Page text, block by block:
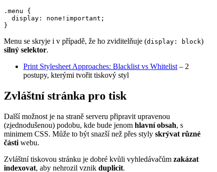
.menu {
  display: none!important;
}
Menu se skryje i v případě, že ho zviditelňuje (display: block)
silný selektor.
Print Stylesheet Approaches: Blacklist vs Whitelist – 2
postupy, kterými tvořit tiskový styl
Zvláštní stránka pro tisk
Další možnost je na straně serveru připravit upravenou
(zjednodušenou) podobu, kde bude jenom hlavní obsah, s
minimem CSS. Může to být snazší než přes styly skrývat různé
části webu.
Zvláštní tiskovou stránku je dobré kvůli vyhledávačům zakázat
indexovat, aby nehrozil vznik duplicit.